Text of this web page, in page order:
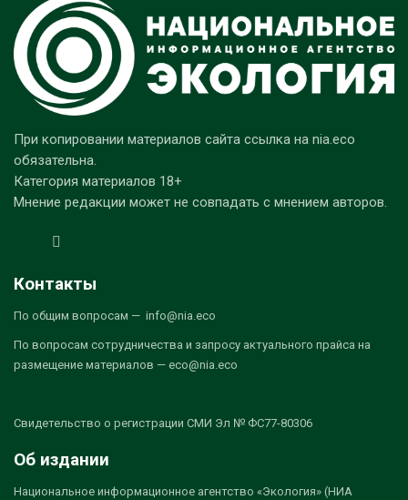
При копировании материалов сайта ссылка на nia.eco
обязательна.
Категория материалов 18+
Мнение редакции может не совпадать с мнением авторов.
Контакты
По общим вопросам — info@nia.eco
По вопросам сотрудничества и запросу актуального прайса на
размещение материалов — eco@nia.eco
Свидетельство о регистрации СМИ Эл № ФС77-80306
Об издании
Национальное информационное агентство «Экология» (НИА